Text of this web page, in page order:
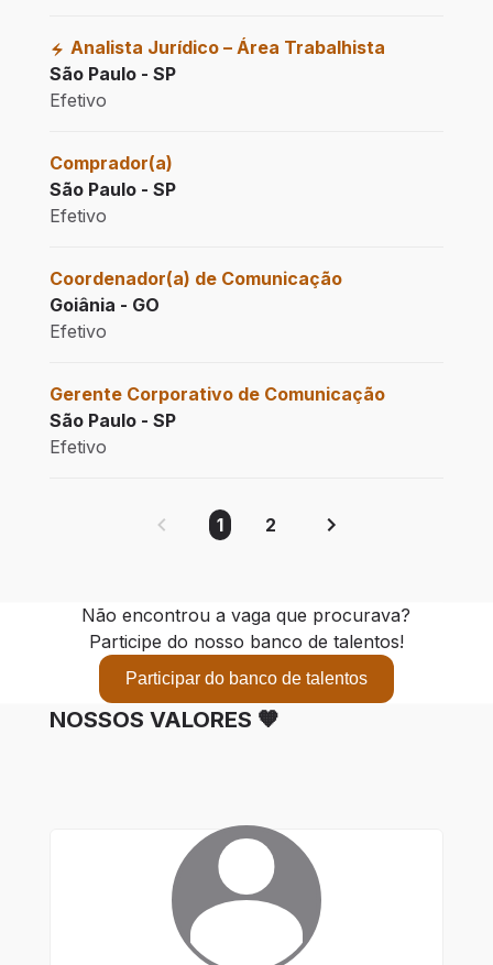
Analista Jurídico – Área Trabalhista
São Paulo - SP
Efetivo
Comprador(a)
São Paulo - SP
Efetivo
Coordenador(a) de Comunicação
Goiânia - GO
Efetivo
Gerente Corporativo de Comunicação
São Paulo - SP
Efetivo
1 2
Não encontrou a vaga que procurava?
Participe do nosso banco de talentos!
Participar do banco de talentos
NOSSOS VALORES 🧡